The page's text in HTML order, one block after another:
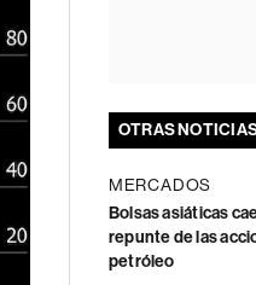
OTRAS
MERCADOS
Bolsas asiáticas
repunte de las
petróleo